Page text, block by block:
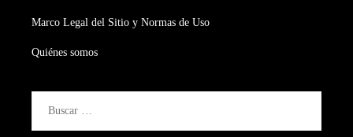
Marco Legal del Sitio y Normas de Uso
Quiénes somos